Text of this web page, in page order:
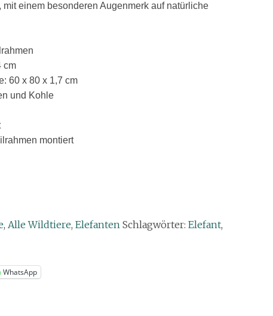
einem besonderen Augenmerk auf natürliche
cm
60 x 80 x 1,7 cm
und Kohle
montiert
,Alle Wildtiere,Elefanten Schlagwörter:Elefant,
WhatsApp